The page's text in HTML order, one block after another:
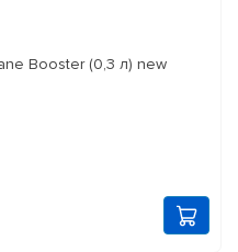
Booster (0,3 л) new